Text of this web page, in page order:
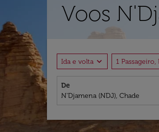
Voos
Ida e volta expand_more 1 Passageiro,
De